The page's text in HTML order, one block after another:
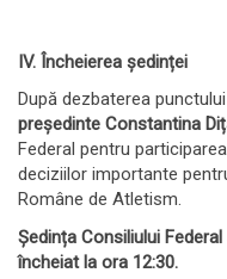
IV. Încheierea ședinței
După dezbaterea
președinte Constantina
Federal pentru
deciziilor importante
Române de Atletism.
Ședința Consiliului
încheiat la ora 12:30.